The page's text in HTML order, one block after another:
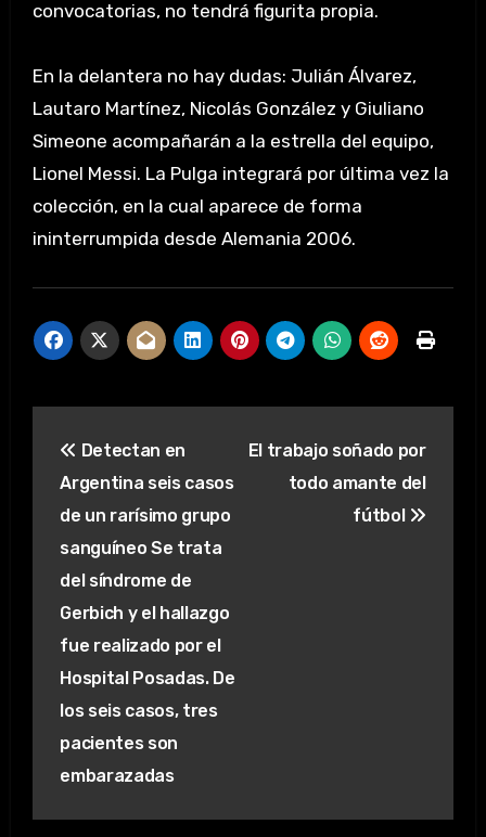
convocatorias, no tendrá figurita propia.
En la delantera no hay dudas: Julián Álvarez,
Lautaro Martínez, Nicolás González y Giuliano
Simeone acompañarán a la estrella del equipo,
Lionel Messi. La Pulga integrará por última vez la
colección, en la cual aparece de forma
ininterrumpida desde Alemania 2006.
de
entradas
Detectan en
Argentina seis casos
de un rarísimo grupo
sanguíneo Se trata
del síndrome de
Gerbich y el hallazgo
fue realizado por el
Hospital Posadas. De
los seis casos, tres
pacientes son
embarazadas
El trabajo soñado por
todo amante del
fútbol